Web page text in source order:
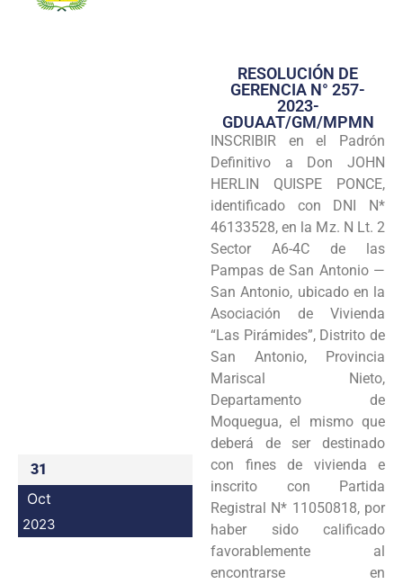
Transparencia
Seguridad
Programas
Intranet
31
Oct
2023
RESOLUCIÓN DE
GERENCIA N° 257-
2023-
GDUAAT/GM/MPMN
INSCRIBIR en el Padrón
Definitivo a Don JOHN
HERLIN QUISPE PONCE,
identificado con DNI N*
46133528, en la Mz. N Lt. 2
Sector A6-4C de las
Pampas de San Antonio —
San Antonio, ubicado en la
Asociación de Vivienda
“Las Pirámides”, Distrito de
San Antonio, Provincia
Mariscal Nieto,
Departamento de
Moquegua, el mismo que
deberá de ser destinado
con fines de vivienda e
inscrito con Partida
Registral N* 11050818, por
haber sido calificado
favorablemente al
encontrarse en